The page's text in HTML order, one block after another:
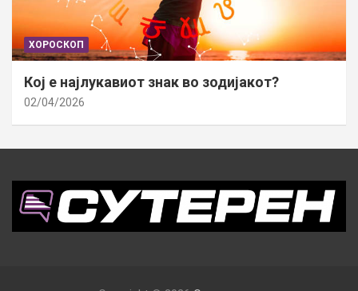
ХОРОСКОП
Кој е најлукавиот знак во зодијакот?
02/04/2026